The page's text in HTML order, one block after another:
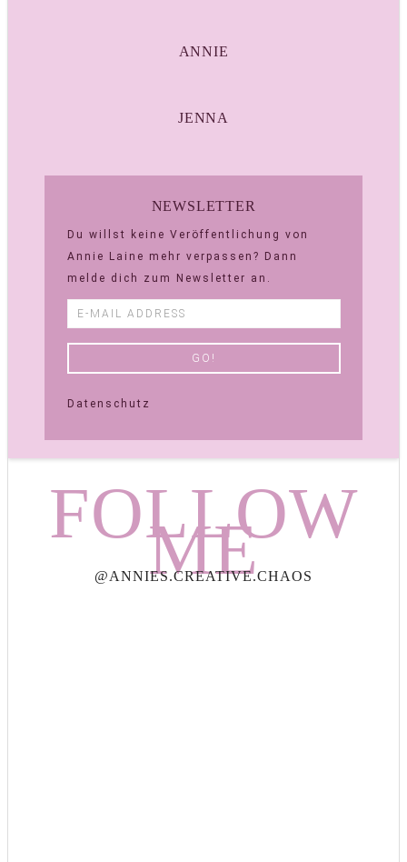
ANNIE
JENNA
NEWSLETTER
Du willst keine Veröffentlichung von
Annie Laine mehr verpassen? Dann
melde dich zum Newsletter an.
Datenschutz
FOLLOW
ME
@ANNIES.CREATIVE.CHAOS